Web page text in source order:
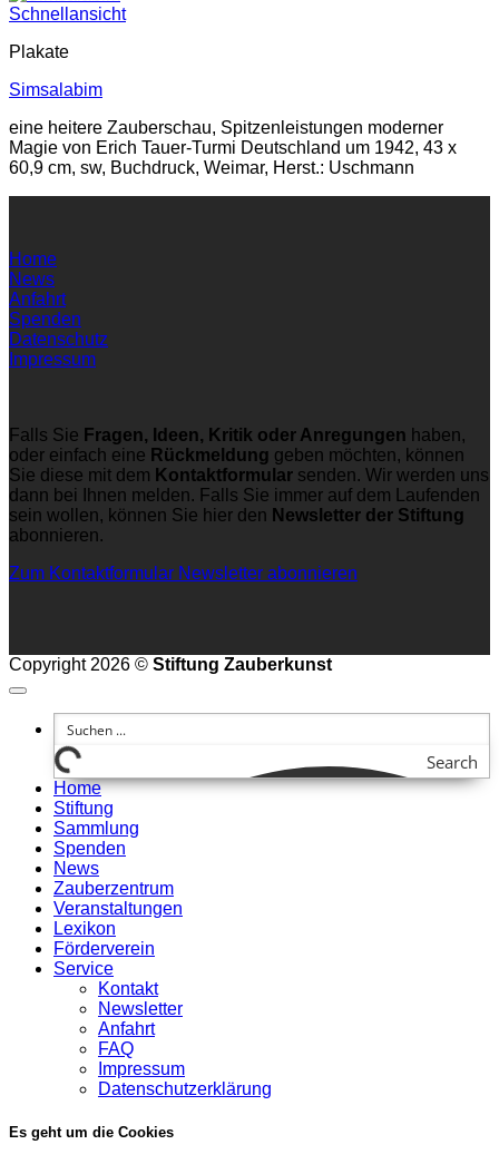
Schnellansicht
Plakate
Simsalabim
eine heitere Zauberschau, Spitzenleistungen moderner
Magie von Erich Tauer-Turmi Deutschland um 1942, 43 x
60,9 cm, sw, Buchdruck, Weimar, Herst.: Uschmann
Home
News
Anfahrt
Spenden
Datenschutz
Impressum
Falls Sie Fragen, Ideen, Kritik oder Anregungen haben,
oder einfach eine Rückmeldung geben möchten, können
Sie diese mit dem Kontaktformular senden. Wir werden uns
dann bei Ihnen melden. Falls Sie immer auf dem Laufenden
sein wollen, können Sie hier den Newsletter der Stiftung
abonnieren.
Zum Kontaktformular Newsletter abonnieren
Copyright 2026 © Stiftung Zauberkunst
Search
Home
Stiftung
Sammlung
Spenden
News
Zauberzentrum
Veranstaltungen
Lexikon
Förderverein
Service
Kontakt
Newsletter
Anfahrt
FAQ
Impressum
Datenschutzerklärung
Es geht um die Cookies